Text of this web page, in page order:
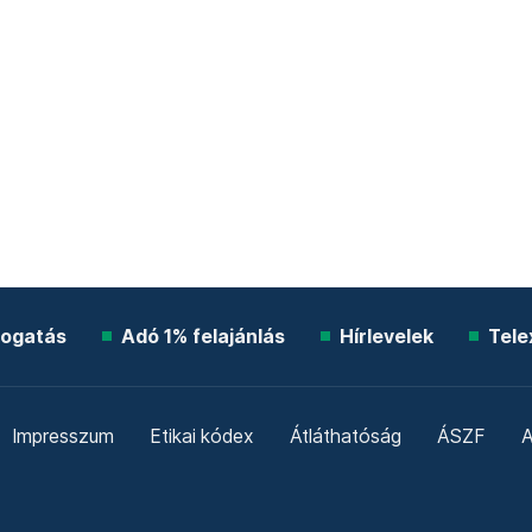
Adó 1% felajánlás Hírlevelek
Impresszum Etikai kódex Átláthatóság ÁSZF